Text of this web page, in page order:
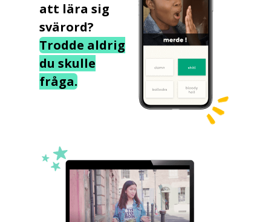
att lära sig
svärord?
Trodde aldrig
du skulle
fråga.